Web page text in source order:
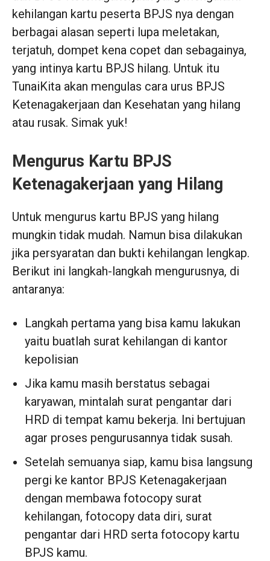
kehilangan kartu peserta BPJS nya dengan
berbagai alasan seperti lupa meletakan,
terjatuh, dompet kena copet dan sebagainya,
yang intinya kartu BPJS hilang. Untuk itu
TunaiKita akan mengulas cara urus BPJS
Ketenagakerjaan dan Kesehatan yang hilang
atau rusak. Simak yuk!
Mengurus Kartu BPJS
Ketenagakerjaan yang Hilang
Untuk mengurus kartu BPJS yang hilang
mungkin tidak mudah. Namun bisa dilakukan
jika persyaratan dan bukti kehilangan lengkap.
Berikut ini langkah-langkah mengurusnya, di
antaranya:
Langkah pertama yang bisa kamu lakukan
yaitu buatlah surat kehilangan di kantor
kepolisian
Jika kamu masih berstatus sebagai
karyawan, mintalah surat pengantar dari
HRD di tempat kamu bekerja. Ini bertujuan
agar proses pengurusannya tidak susah.
Setelah semuanya siap, kamu bisa langsung
pergi ke kantor BPJS Ketenagakerjaan
dengan membawa fotocopy surat
kehilangan, fotocopy data diri, surat
pengantar dari HRD serta fotocopy kartu
BPJS kamu.